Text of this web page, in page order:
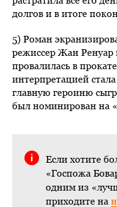
долгов и в итоге
5) Роман
режиссер Жан Ренуар
провалилась в
интерпретацией
главную героиню
был номинирован на
Если хотите
«Госпожа
одним из
приходите на